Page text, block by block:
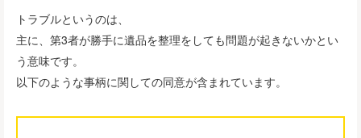
トラブルというのは、
主に、第3者が勝手に遺品を整理をしても問題が起きないかとい
う意味です。
以下のような事柄に関しての同意が含まれています。